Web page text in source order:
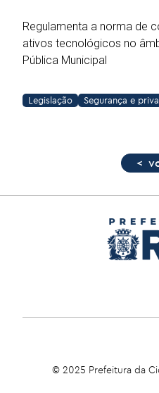
Regulamenta a norma de
ativos tecnológicos no
Pública Municipal
Legislação Segurança e
<
© 2025 Prefeitura da